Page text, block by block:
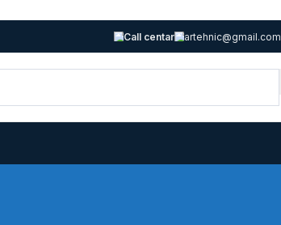
Call centar artehnic@gmail.com